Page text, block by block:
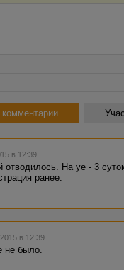
в 12:39
отводилось. На уе - 3
ранее.
в 12:39
не было.